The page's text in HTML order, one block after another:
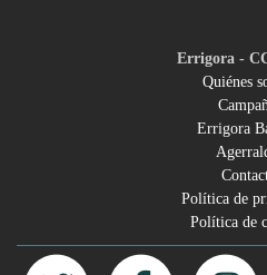
Footer
menu
Errigora -
Quiénes
Errigora
Política de
Política de